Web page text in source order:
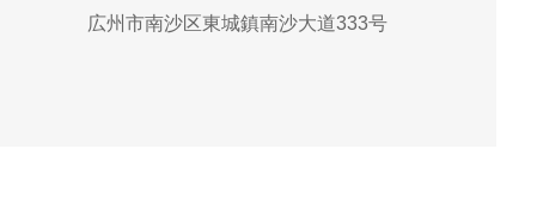
広州市南沙区東城鎮南沙大道333号